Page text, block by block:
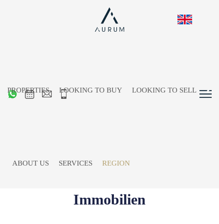
kaufen, verkaufen und
Immobilien
PROPERTIES LOOKING TO BUY LOOKING TO SELL
ABOUT US SERVICES REGION